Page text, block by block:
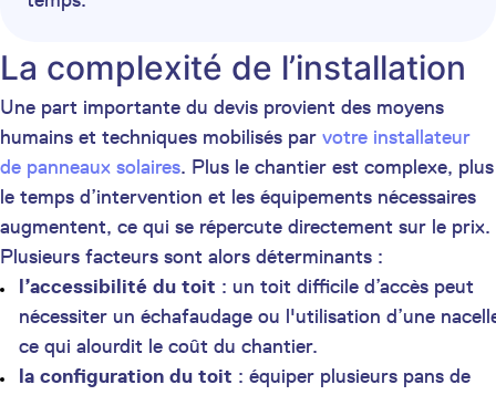
La complexité de l’installation
Une part importante du devis provient des moyens
humains et techniques mobilisés par votre installateur
de panneaux solaires. Plus le chantier est complexe, plus
le temps d’intervention et les équipements nécessaires
augmentent, ce qui se répercute directement sur le prix.
Plusieurs facteurs sont alors déterminants :
l’accessibilité du toit : un toit difficile d’accès peut
nécessiter un échafaudage ou l'utilisation d’une
ce qui alourdit le coût du chantier.
la configuration du toit : équiper plusieurs pans de